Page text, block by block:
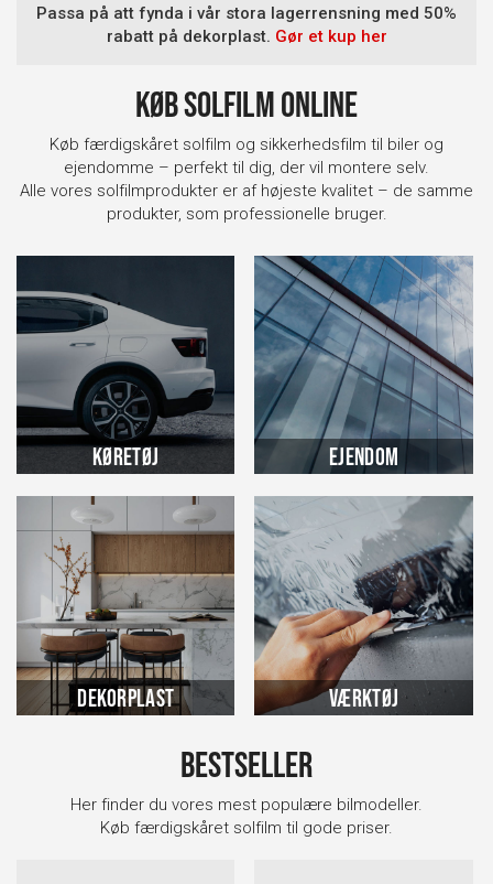
Passa på att fynda i vår stora lagerrensning med 50%
rabatt på dekorplast. Gør et kup her
Køb solfilm online
Køb færdigskåret solfilm og sikkerhedsfilm til biler og
ejendomme – perfekt til dig, der vil montere selv.
Alle vores solfilmprodukter er af højeste kvalitet – de samme
produkter, som professionelle bruger.
Køretøj Ejendom
Dekorplast Værktøj
Bestseller
Her finder du vores mest populære bilmodeller.
Køb færdigskåret solfilm til gode priser.